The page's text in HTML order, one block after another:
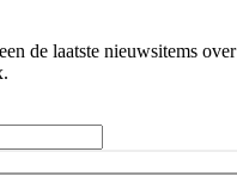
de laatste nieuwsitems